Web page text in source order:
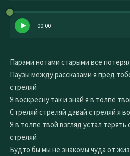
00:00
Парами нотами старыми все
Паузы между рассказами я пред
стреляй
Я воскресну так и знай я в толпе
Стреляй стреляй давай стреляй я
Я в толпе твой взгляд устал терять
стреляй
Будто бы мы не знакомы чуда от